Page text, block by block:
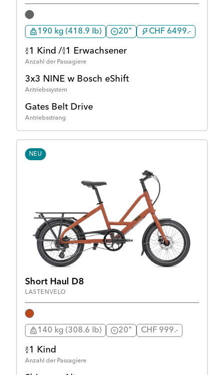
190 kg (418.9 lb) 20" CHF 6499.-
1 Kind / 1 Erwachsener
Anzahl der Passagiere
3x3 NINE w Bosch eShift
Antriebssystem
Gates Belt Drive
Antriebsstrang
NEU
Short Haul D8
LASTENVELO
140 kg (308.6 lb) 20" CHF 999.-
1 Kind
Anzahl der Passagiere